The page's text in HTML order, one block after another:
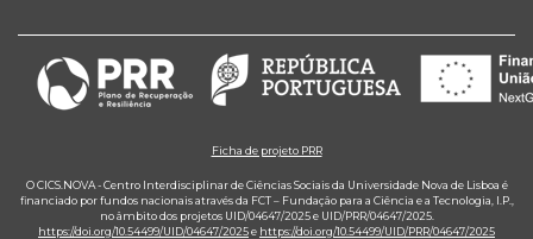
Ficha de projeto PRR
O CICS.NOVA - Centro Interdisciplinar de Ciências Sociais da Universidade Nova de Lisboa é
financiado por fundos nacionais através da FCT – Fundação para a Ciência e a Tecnologia, I.P.,
no âmbito dos projetos UID/04647/2025 e UID/PRR/04647/2025.
https://doi.org/10.54499/UID/04647/2025e https://doi.org/10.54499/UID/PRR/04647/2025